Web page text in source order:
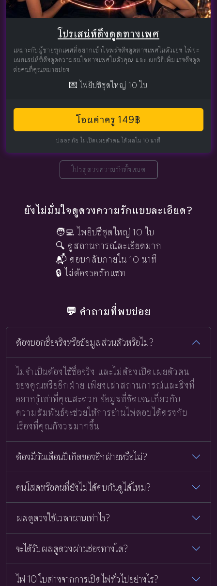
โปรเสน่ห์ดึงดูดทางเพศ
เหมาะกับผู้ชายทุกเพศที่อยากเข้าใจพลังดึงดูดทางเพศในตัวเอง ไพ่จะ
เผยเสน่ห์ที่ดึงดูดความสนใจทางเพศในตัวคุณ และเผยวิธีเพิ่มแรงดึงดูด
ต่อคนที่คุณหมายปอง
💌 ไพ่ยิปซีชุดใหญ่ 10 ใบ
โอนค่าครู 149฿
ปลอดภัย ไม่เปิดเผยตัวตน ได้ผลใน 10 นาที
โปรดูดวงความรักทั้งหมด
ยังไม่มั่นใจดูดวงความรักแบบละเอียด?
🧑‍💻 ไพ่ยิปซีชุดใหญ่ 10 ใบ
🔍 ดูสถานการณ์ละเอียดมาก
📬 ตอบกลับภายใน 10 นาที
🔒 ไม่ต้องรอทักแชท
💬 คำถามที่พบบ่อย
ต้องบอกชื่อจริงหรือข้อมูลส่วนตัวหรือไม่?
ไม่จำเป็นต้องใช้ชื่อจริง และไม่ต้องเปิดเผยตัวตน
ของคุณหรืออีกฝ่าย เพียงเล่าสถานการณ์และสิ่งที่
อยากรู้เท่าที่คุณสะดวก ข้อมูลที่ชัดเจนเกี่ยวกับ
ความสัมพันธ์จะช่วยให้การอ่านไพ่ตอบได้ตรงกับ
เรื่องที่คุณกังวลมากขึ้น
ต้องมีวันเดือนปีเกิดของอีกฝ่ายหรือไม่?
คนโสดหรือคนที่ยังไม่ได้คบกันดูได้ไหม?
ผลดูดวงใช้เวลานานเท่าไร?
จะได้รับผลดูดวงผ่านช่องทางใด?
ไพ่ 10 ใบต่างจากการเปิดไพ่ทั่วไปอย่างไร?